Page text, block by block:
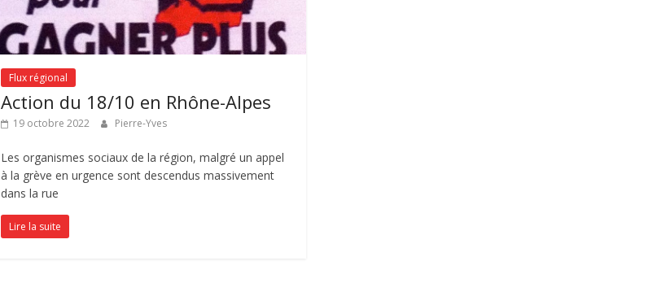
Flux régional
Action du 18/10 en Rhône-Alpes
19 octobre 2022 Pierre-Yves
Les organismes sociaux de la région, malgré un appel
à la grève en urgence sont descendus massivement
dans la rue
Lire la suite